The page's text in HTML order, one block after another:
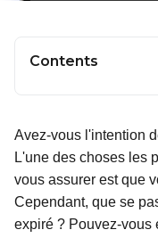
Contents
Avez-vous l'intention
L'une des choses les
vous assurer est que
Cependant, que se
expiré ? Pouvez-vous